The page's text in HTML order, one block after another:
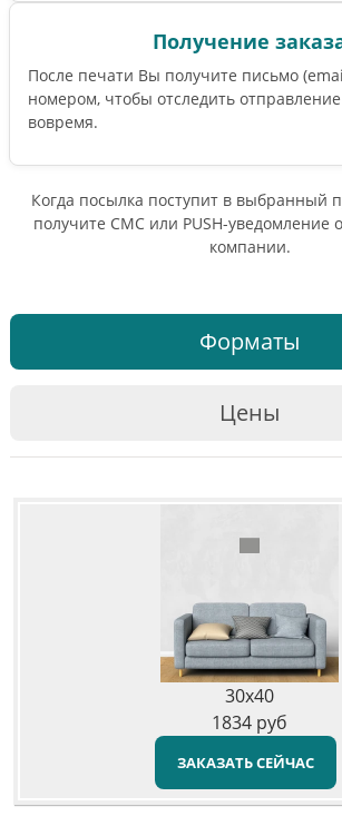
Получение
После печати Вы получите письмо
номером, чтобы отследить отправление
вовремя.
Когда посылка поступит в выбранный
получите СМС или PUSH-уведомление
компании.
Форматы
Цены
30x40
1834 руб
ЗАКАЗАТЬ СЕЙЧАС